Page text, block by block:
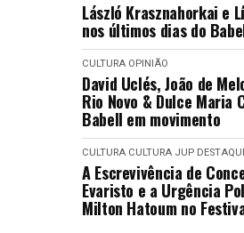
László Krasznahorkai e
nos últimos dias do
CULTURA OPINIÃO
David Uclés, João de
Rio Novo & Dulce Maria
Babell em movimento
CULTURA CULTURA JUP
A Escrevivência de
Evaristo e a Urgência
Milton Hatoum no